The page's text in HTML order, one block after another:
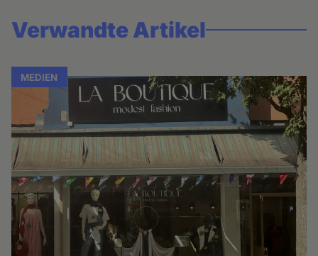
Verwandte Artikel
MEDIEN